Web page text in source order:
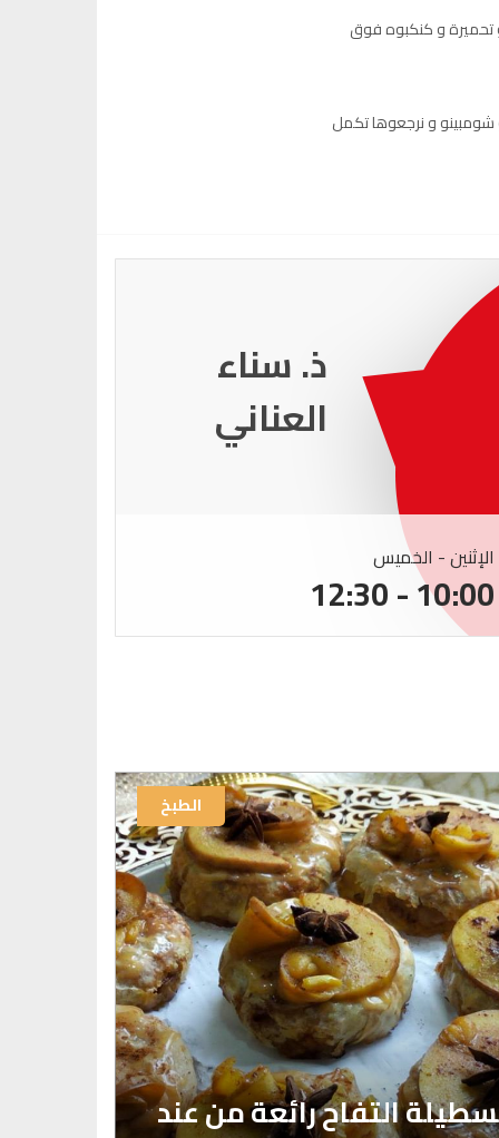
و تحميرة و كنكبوه فوق
و نرجعوها تكمل
ذ. عماد
ميزاب
الإثنين - الخميس
10:00 - 12:30
التفاح رائعة من عند
الطبخ